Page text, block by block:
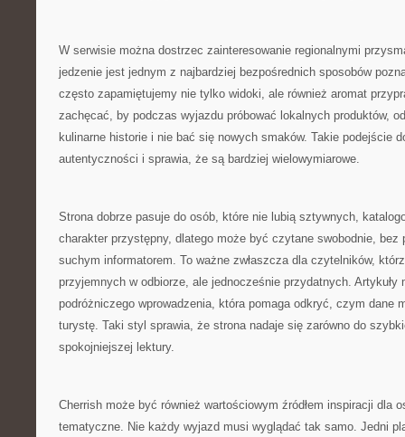
W serwisie można dostrzec zainteresowanie regionalnymi
jedzenie jest jednym z najbardziej bezpośrednich sposobów
często zapamiętujemy nie tylko widoki, ale również aromat
zachęcać, by podczas wyjazdu próbować lokalnych produktów,
kulinarne historie i nie bać się nowych smaków. Takie podejście
autentyczności i sprawia, że są bardziej wielowymiarowe.
Strona dobrze pasuje do osób, które nie lubią sztywnych,
charakter przystępny, dlatego może być czytane swobodnie,
suchym informatorem. To ważne zwłaszcza dla czytelników,
przyjemnych w odbiorze, ale jednocześnie przydatnych. Artykuły
podróżniczego wprowadzenia, która pomaga odkryć, czym dane
turystę. Taki styl sprawia, że strona nadaje się zarówno do
spokojniejszej lektury.
Cherrish może być również wartościowym źródłem inspiracji dla
tematyczne. Nie każdy wyjazd musi wyglądać tak samo. Jedni